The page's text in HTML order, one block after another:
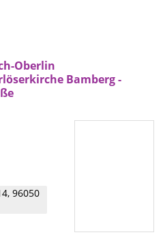
Oberlin
Bamberg -
,96050